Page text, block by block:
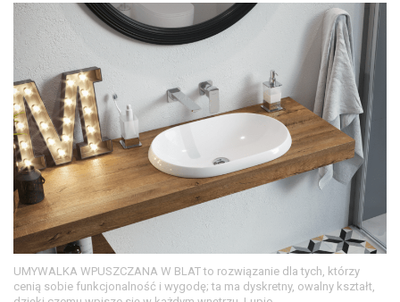
UMYWALKA WPUSZCZANA W BLAT to rozwiązanie dla tych, którzy
cenią sobie funkcjonalność i wygodę; ta ma dyskretny, owalny kształt,